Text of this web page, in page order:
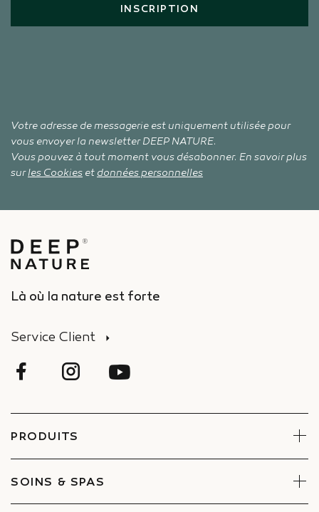
INSCRIPTION
Votre adresse de messagerie est uniquement utilisée pour
vous envoyer la newsletter DEEP NATURE.
Vous pouvez à tout moment vous désabonner. En savoir plus
surles Cookies et données personnelles
Là où la nature est forte
Service Client
PRODUITS
Visage
Corps
Coffrets
SOINS & SPAS
Réserver un soin